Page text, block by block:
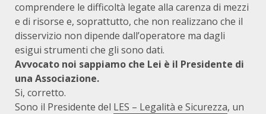
comprendere le difficoltà legate alla carenza di mezzi
e di risorse e, soprattutto, che non realizzano che il
disservizio non dipende dall’operatore ma dagli
esigui strumenti che gli sono dati.
Avvocato noi sappiamo che Lei è il Presidente di
una Associazione.
Si, corretto.
Sono il Presidente del LES – Legalità e Sicurezza, un